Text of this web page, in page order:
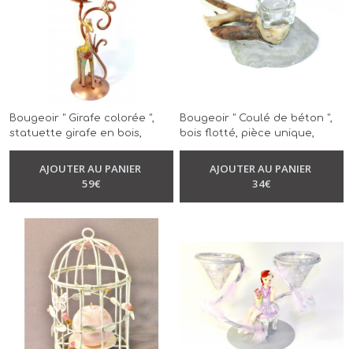
Bougeoir " Girafe colorée ",
statuette girafe en bois,
ferronnerie couleur cuivré,
pièce unique, réalisé à la
Bougeoir
AJOUTER AU PANIER
59€
Bougeoir " Coulé de béton ",
bois flotté, pièce unique,
réalisé à la main-Bougeoir
AJOUTER AU PANIER
34€